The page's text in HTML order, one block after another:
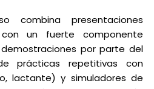
combina presentaciones
un fuerte componente
por parte del
prácticas repetitivas con
lactante) y simuladores de